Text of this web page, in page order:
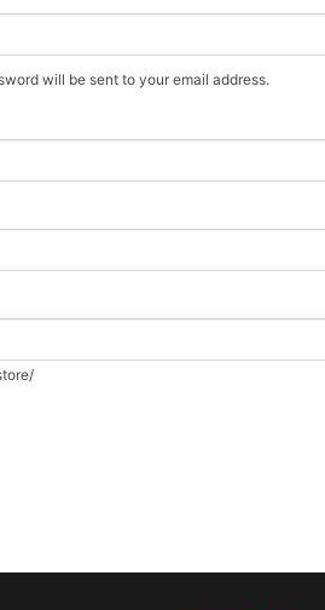
will be sent to your email address.